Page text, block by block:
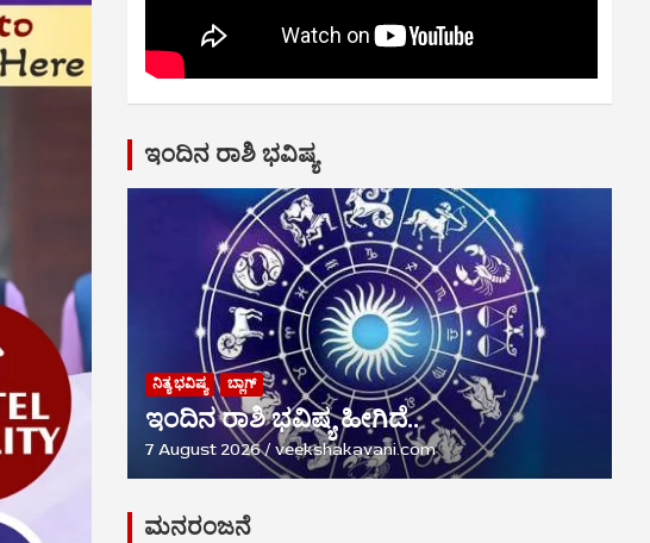
ಇಂದಿನ ರಾಶಿ ಭವಿಷ್ಯ
ನಿತ್ಯ ಭವಿಷ್ಯ ಬ್ಲಾಗ್
ಇಂದಿನ ರಾಶಿ ಭವಿಷ್ಯ ಹೀಗಿದೆ..
7 August 2026 veekshakavani.com
ಮನರಂಜನೆ